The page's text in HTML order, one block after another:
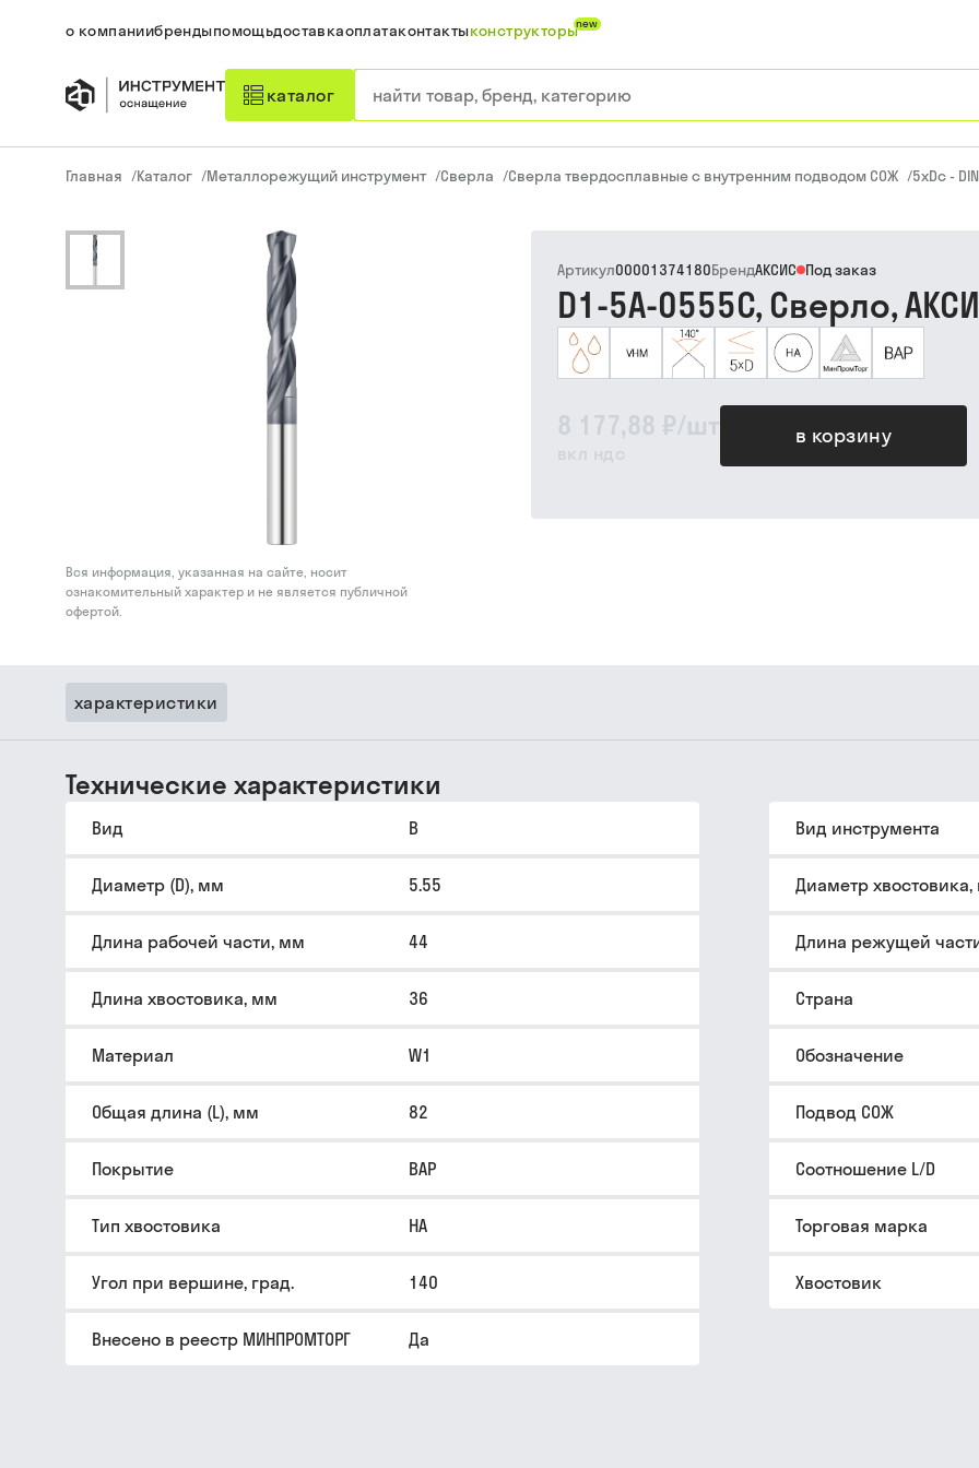
о компаниибрендыпомощьдоставкаоплатаконтактыконструкторыnew
каталог
Главная /Каталог /Металлорежущий инструмент /Сверла /Сверла твердосплавные с внутренним подводом СОЖ /5xDc -
Вся информация, указанная на сайте, носит
ознакомительный характер и не является публичной
офертой.
8 177,88 ₽/шт
вкл ндс
в корзину
Артикул00001374180БрендАКСИС Под заказ
D1-5A-0555C, Сверло,
характеристики
Технические характеристики
Вид B Вид инструмента
Диаметр (D), мм 5.55 Диаметр
Длина рабочей части, мм 44 Длина режущей
Длина хвостовика, мм 36 Страна
Материал W1 Обозначение
Общая длина (L), мм 82 Подвод СОЖ
Покрытие BAP Соотношение L/D
Тип хвостовика HA Торговая марка
Угол при вершине, град. 140 Хвостовик
Внесено в реестр МИНПРОМТОРГ Да